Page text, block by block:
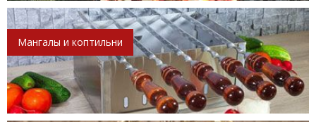
Мангалы и коптильни